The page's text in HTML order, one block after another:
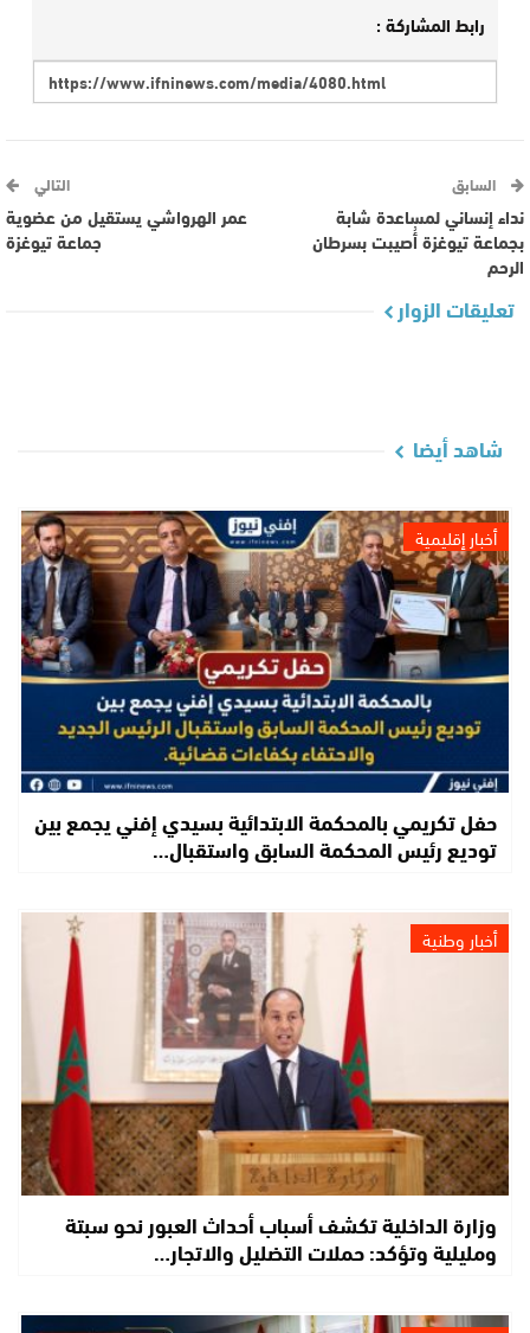
رابط المشاركة :
السابق
نداء إنساني لمساعدة شابة
بجماعة تيوغزة أُصيبت بسرطان
الرحم
التالي
عمر الهرواشي يستقيل من عضوية
جماعة تيوغزة
تعليقات الزوار
شاهد أيضا
أخبار إقليمية
حفل تكريمي بالمحكمة الابتدائية بسيدي إفني يجمع بين
توديع رئيس المحكمة السابق واستقبال…
أخبار وطنية
وزارة الداخلية تكشف أسباب أحداث العبور نحو سبتة
ومليلية وتؤكد: حملات التضليل والاتجار…